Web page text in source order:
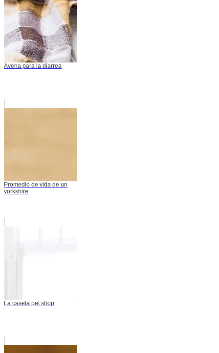
Avena para la diarrea
Promedio de vida de un
yorkshire
La caseta pet shop